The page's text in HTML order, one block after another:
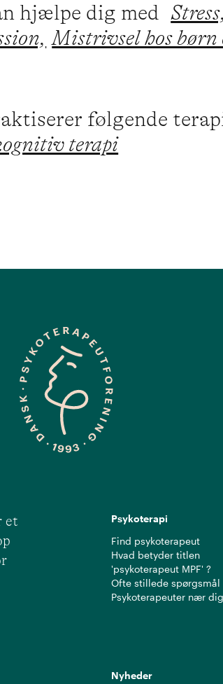
hjælpe dig med Stress,
Mistrivsel hos børn
følgende
terapi
et
Psykoterapi
Find psykoterapeut
Hvad betyder titlen
'psykoterapeut MPF' ?
Ofte stillede spørgsmål
Psykoterapeuter nær dig
Nyheder